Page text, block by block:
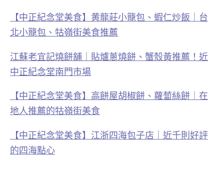
【中正紀念堂美食】黄龍莊小籠包、蝦仁炒飯｜台
北小籠包、牯嶺街美食推薦
江蘇老宜記燒餅舖｜貼爐蔥燒餅、蟹殼黃推薦！近
中正紀念堂南門市場
【中正紀念堂美食】高餅屋胡椒餅、蘿蔔絲餅｜在
地人推薦的牯嶺街美食
【中正紀念堂美食】江浙四海包子店｜近千則好評
的四海點心